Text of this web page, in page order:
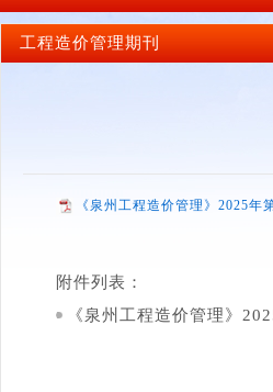
工程造价管理期刊
《泉州工程造价管理》2025年
附件列表：
《泉州工程造价管理》